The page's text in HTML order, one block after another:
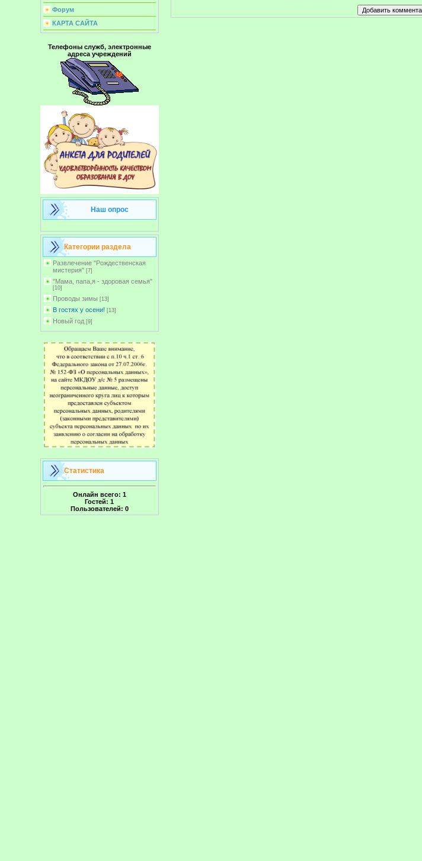
Форум
КАРТА САЙТА
Телефоны служб, электронные
адреса учреждений
Наш опрос
Категории раздела
Развлечение "Рождественская
мистерия" [7]
"Мама, папа,я - здоровая семья"
[10]
Проводы зимы [13]
В гостях у осени! [13]
Новый год [9]
Статистика
Онлайн всего: 1
Гостей: 1
Пользователей: 0